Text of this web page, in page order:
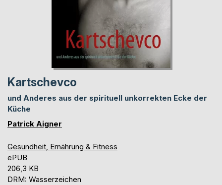
Kartschevco
und Anderes aus der spirituell unkorrekten Ecke der
Küche
Patrick Aigner
Gesundheit, Ernährung & Fitness
ePUB
206,3 KB
DRM: Wasserzeichen